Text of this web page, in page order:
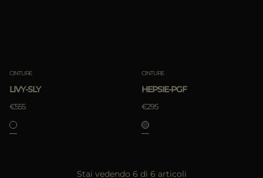
CINTURE
LIVY-SLY
€555
CINTURE
HEPSIE-PGF
€295
Stai vedendo 6 di 6 articoli